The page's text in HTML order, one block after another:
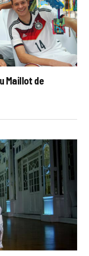
Maillot de